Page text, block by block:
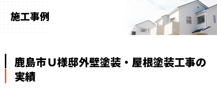
施工事例
鹿島市Ｕ様邸外壁塗装・屋根塗装工事の
実績